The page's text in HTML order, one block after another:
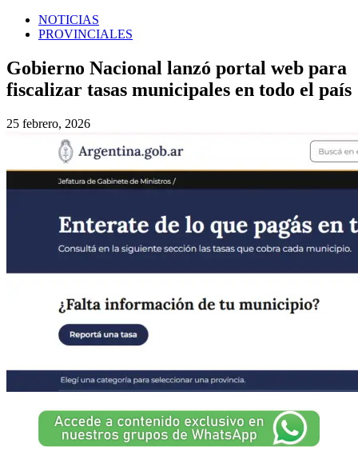
NOTICIAS
PROVINCIALES
Gobierno Nacional lanzó portal web para
fiscalizar tasas municipales en todo el país
25 febrero, 2026